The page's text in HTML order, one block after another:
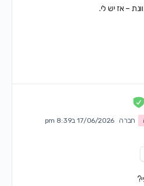
– אז יש לי.
חברה 17/06/2026 ב8:39 pm